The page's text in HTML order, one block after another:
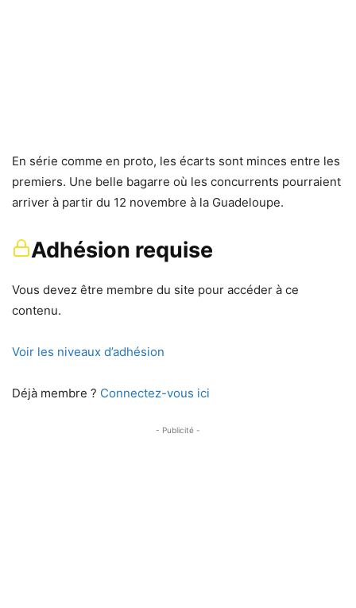
En série comme en proto, les écarts sont minces entre les
premiers. Une belle bagarre où les concurrents pourraient
arriver à partir du 12 novembre à la Guadeloupe.
Adhésion requise
Vous devez être membre du site pour accéder à ce
contenu.
Voir les niveaux d’adhésion
Déjà membre ? Connectez-vous ici
- Publicité -